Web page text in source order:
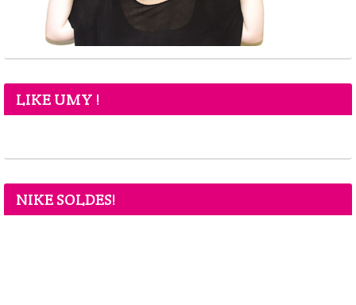
LIKE UMY !
NIKE SOLDES!